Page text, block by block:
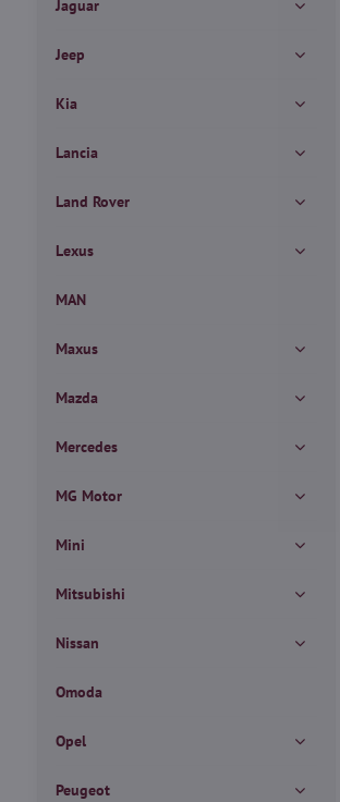
Jaguar
Jeep
Kia
Lancia
Land Rover
Lexus
MAN
Maxus
Mazda
Mercedes
MG Motor
Mini
Mitsubishi
Nissan
Omoda
Opel
Peugeot